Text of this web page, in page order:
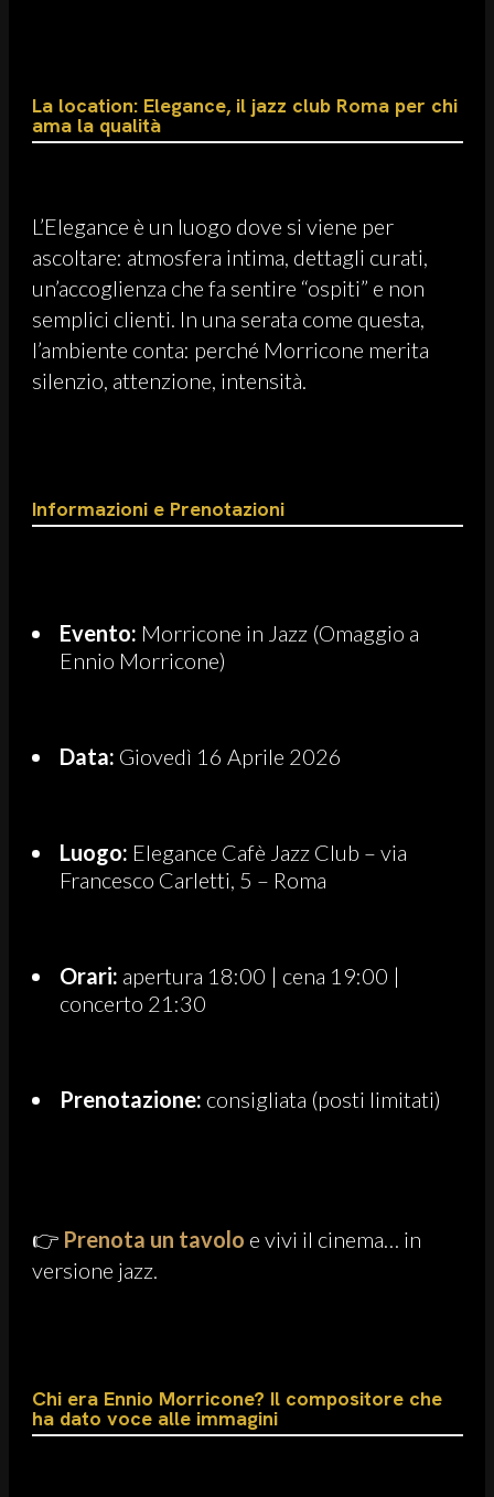
La location: Elegance, il jazz club Roma per chi
ama la qualità
L’Elegance è un luogo dove si viene per
ascoltare: atmosfera intima, dettagli curati,
un’accoglienza che fa sentire “ospiti” e non
semplici clienti. In una serata come questa,
l’ambiente conta: perché Morricone merita
silenzio, attenzione, intensità.
Informazioni e Prenotazioni
Evento: Morricone in Jazz (Omaggio a
Ennio Morricone)
Data: Giovedì 16 Aprile 2026
Luogo: Elegance Cafè Jazz Club – via
Francesco Carletti, 5 – Roma
Orari: apertura 18:00 | cena 19:00 |
concerto 21:30
Prenotazione: consigliata (posti limitati)
👉 Prenota un tavolo e vivi il cinema… in
versione jazz.
Chi era Ennio Morricone? Il compositore che
ha dato voce alle immagini